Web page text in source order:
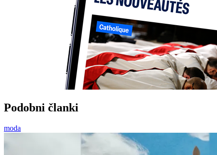
Podobni članki
moda